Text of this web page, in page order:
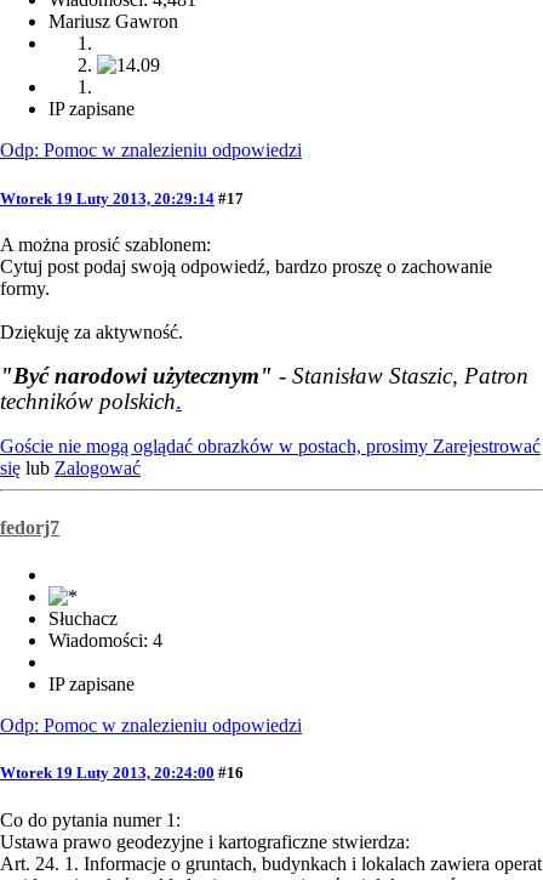
Mariusz Gawron
IP zapisane
Odp: Pomoc w znalezieniu odpowiedzi
Wtorek 19 Luty 2013, 20:29:14 #17
A można prosić szablonem:
Cytuj post podaj swoją odpowiedź, bardzo proszę o zachowanie
formy.
Dziękuję za aktywność.
"Być narodowi użytecznym" - Stanisław Staszic, Patron
techników polskich.
Goście nie mogą oglądać obrazków w postach, prosimy Zarejestrować
się lub Zalogować
fedorj7
Słuchacz
Wiadomości: 4
IP zapisane
Odp: Pomoc w znalezieniu odpowiedzi
Wtorek 19 Luty 2013, 20:24:00 #16
Co do pytania numer 1:
Ustawa prawo geodezyjne i kartograficzne stwierdza:
Art. 24. 1. Informacje o gruntach, budynkach i lokalach zawiera operat